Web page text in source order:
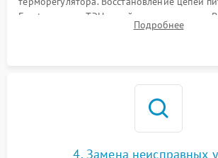
Frost, включая ТЭН оттайки и вентилятор.
платы управления при сбоях
Подробнее
4. Замена неисправных